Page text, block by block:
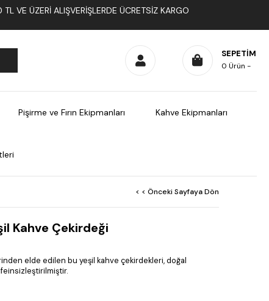
VE ÜZERI ALIŞVERIŞLERDE ÜCRETSIZ KARGO
SEPETIM
0 Ürün
Pişirme ve Fırın Ekipmanları Kahve Ekipmanları
< < Önceki Sayfaya Dön
Kahve Çekirdeği
elde edilen bu yeşil kahve çekirdekleri, doğal